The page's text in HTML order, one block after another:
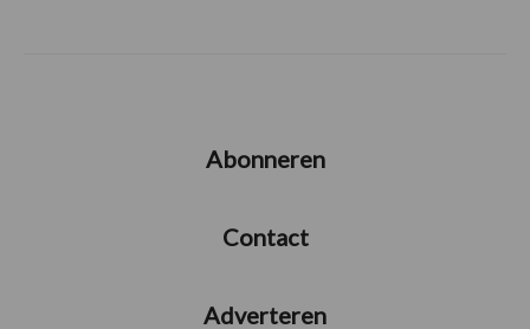
Abonneren
Contact
Adverteren